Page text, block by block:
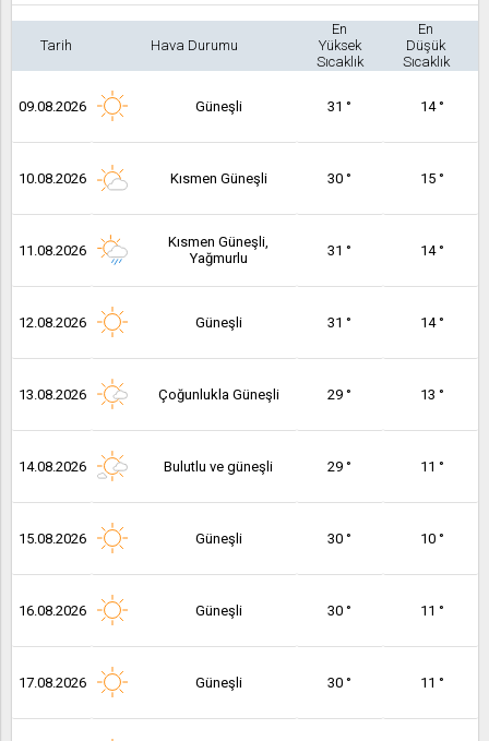
Tarih Hava Durumu
En
Yüksek
Sıcaklık
En
Düşük
Sıcaklık
09.08.2026 Güneşli 31 ° 14 °
10.08.2026 Kısmen Güneşli 30 ° 15 °
11.08.2026
Kısmen Güneşli,
Yağmurlu
31 ° 14 °
12.08.2026 Güneşli 31 ° 14 °
13.08.2026 Çoğunlukla Güneşli 29 ° 13 °
14.08.2026 Bulutlu ve güneşli 29 ° 11 °
15.08.2026 Güneşli 30 ° 10 °
16.08.2026 Güneşli 30 ° 11 °
17.08.2026 Güneşli 30 ° 11 °